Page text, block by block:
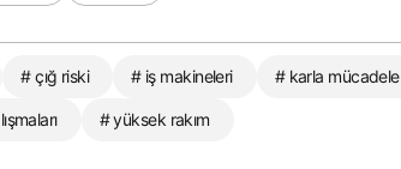
# çığ riski # iş makineleri # karla mücadele
# yüksek rakım